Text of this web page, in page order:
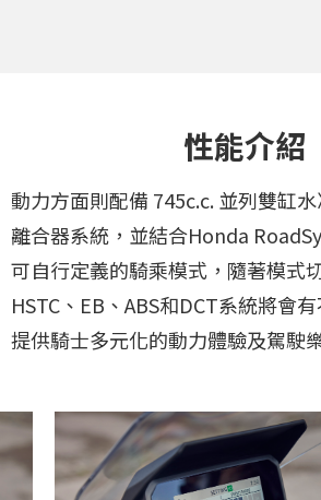
性能介紹
動力方面則配備 745c.c. 並列雙缸
離合器系統，並結合Honda
可自行定義的騎乘模式，隨著模式
HSTC、EB、ABS和DCT系統將會
提供騎士多元化的動力體驗及駕駛